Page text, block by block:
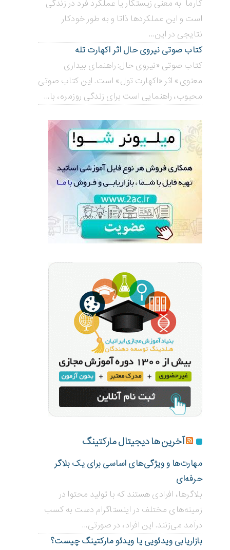
کارما به معنی زیستکار یا عملکرد فرد در زندگی
است و این عملکردها ذاتا و به طور خودکار
نتایجی در این...
کتاب صوتی نیروی حال اثر اکهارت تله
کتاب صوتی «نیروی حال: راهنمای بیداری
معنوی» اثر «اکهارت تول» است. این کتاب صوتی
محبوب، راهنمایی است برای زندگی روزمره، با...
آخرین ها دیجیتال مارکتینگ
مهارت‌ها و ویژگی‌های اساسی برای یک بلاگر
حرفه‌ای
بلاگر‌ها، افرادی هستند که با تولید محتوا در
زمینه‌های مختلف در اینستاگرام دست به کسب
درآمد می‌زنند. این افراد، در صورتی...
بازاریابی ویدئویی ‌یا ویدئو مارکتینگ چیست؟